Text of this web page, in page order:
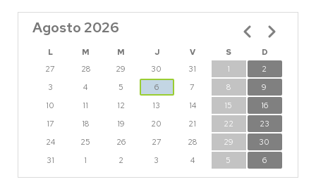
Agosto 2026
L M M J V S
D
27
28 29 30 31 1
2
3
4 5 6 7 8
9
10
11 12 13 14 15
16
17
18 19 20 21 22
23
24
25 26 27 28 29
30
31
1 2 3 4 5 6
Paginación